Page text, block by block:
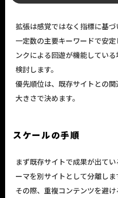
拡張は感覚ではなく指標に基づ
一定数の主要キーワードで安
ンクによる回遊が機能してい
検討します。
優先順位は、既存サイトとの
大きさで決めます。
スケールの手順
まず既存サイトで成果が出て
ーマを別サイトとして分離しま
その際、重複コンテンツを避